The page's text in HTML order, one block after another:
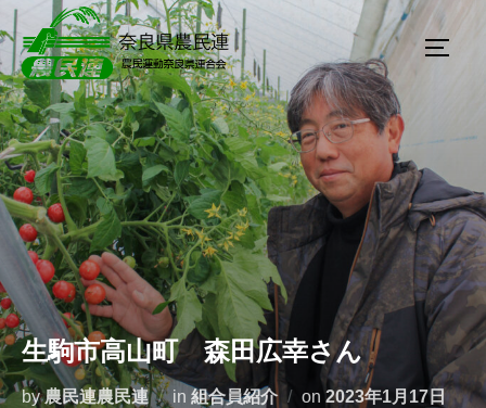
生駒市高山町 森田広幸さん
by農民連農民連 in 組合員紹介 on 2023年1月17日